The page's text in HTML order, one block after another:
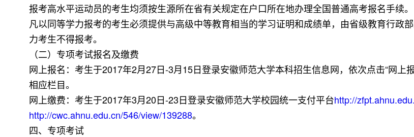
报考高水平运动员的考生均须按生源所在省有关规定在户口所在地办理全国普通高考报名手续。
凡以同等学力报考的考生必须提供与高级中等教育相当的学习证明和成绩单，由省级教育行政
力考生不得报考。
（二）专项考试报名及缴费
网上报名：考生于2017年2月27日-3月15日登录安徽师范大学本科招生信息网，依次点击“网上
相应栏目。
网上缴费：考生于2017年3月20日-23日登录安徽师范大学校园统一支付平台http://
http://cwc.ahnu.edu.cn/546/view/139288。
四、专项考试